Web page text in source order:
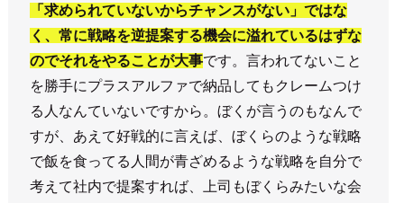
「求められていないからチャンスがない」ではな
く、常に戦略を逆提案する機会に溢れているはずな
のでそれをやることが大事です。言われてないこと
を勝手にプラスアルファで納品してもクレームつけ
る人なんていないですから。ぼくが言うのもなんで
すが、あえて好戦的に言えば、ぼくらのような戦略
で飯を食ってる人間が青ざめるような戦略を自分で
考えて社内で提案すれば、上司もぼくらみたいな会